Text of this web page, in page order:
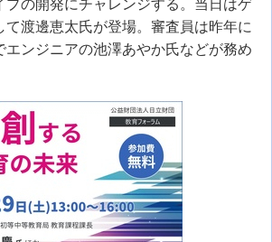
プの開発にチャレンジする。当日はゲ
て渡邊恵太氏が登場。審査員は昨年に
エンジニアの池澤あやか氏などが務め